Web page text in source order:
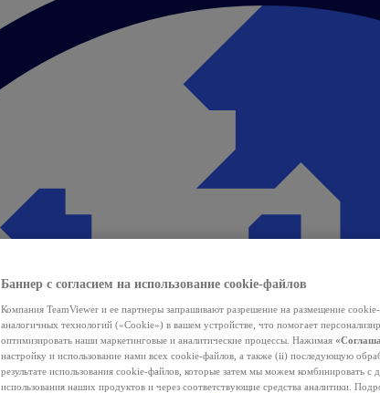
Баннер с согласием на использование cookie-файлов
Компания TeamViewer и ее партнеры запрашивают разрешение на размещение
аналогичных технологий («Cookie») в вашем устройстве, что помогает
оптимизировать наши маркетинговые и аналитические процессы. Нажимая
настройку и использование нами всех cookie-файлов, а также (ii) последующую
результате использования cookie-файлов, которые затем мы можем комбинировать
использования наших продуктов и через соответствующие средства аналитики.